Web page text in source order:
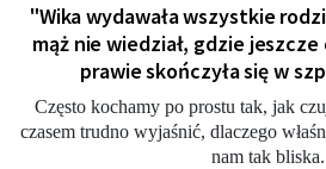
"Wika wydawała wszystkie
mąż nie wiedział, gdzie jeszcze
prawie skończyła się w
Często kochamy po prostu tak, jak
czasem trudno wyjaśnić, dlaczego
nam tak bliska.